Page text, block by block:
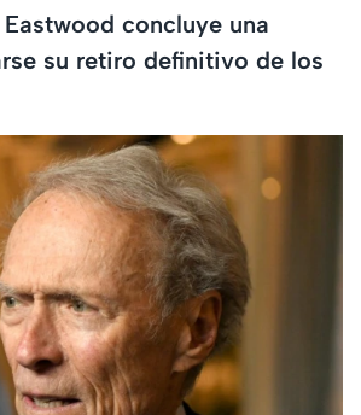
concluye una
su retiro definitivo de los